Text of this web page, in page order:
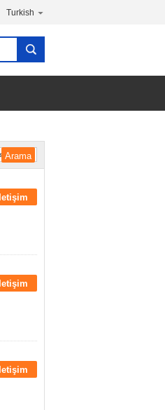
Turkish
İletişim
İletişim
İletişim